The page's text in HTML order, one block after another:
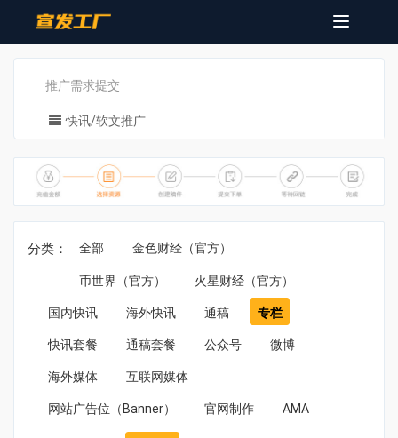
Toggle
推广需求提交
快讯/软文推广
分类： 全部 金色财经（官方）
币世界（官方） 火星财经（官方）
国内快讯 海外快讯 通稿 专栏
快讯套餐 通稿套餐 公众号 微博
海外媒体 互联网媒体
网站广告位（Banner） 官网制作 AMA